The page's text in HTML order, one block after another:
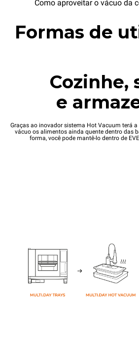
Como aproveitar o vácuo da
Formas de
Cozinhe,
e
Graças ao inovador sistema Hot Vacuum terá
vácuo os alimentos ainda quente dentro das
forma, você pode mantê-lo dentro de